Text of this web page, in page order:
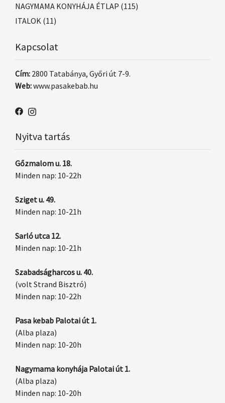
NAGYMAMA KONYHÁJA ÉTLAP (115)
ITALOK (11)
Kapcsolat
Cím: 2800 Tatabánya, Győri út 7-9.
Web:www.pasakebab.hu
Nyitva tartás
Gőzmalom u. 18.
Minden nap: 10-22h
Sziget u. 49.
Minden nap: 10-21h
Sarló utca 12.
Minden nap: 10-21h
Szabadságharcos u. 40.
(volt Strand Bisztró)
Minden nap: 10-22h
Pasa kebab Palotai út 1.
(Alba plaza)
Minden nap: 10-20h
Nagymama konyhája Palotai út 1.
(Alba plaza)
Minden nap: 10-20h